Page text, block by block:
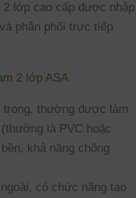
lớp cao cấp được nhập
phân phối trực tiếp
2 lớp ASA
trong, thường được làm
là PVC hoặc
khả năng chống
có chức năng tạo